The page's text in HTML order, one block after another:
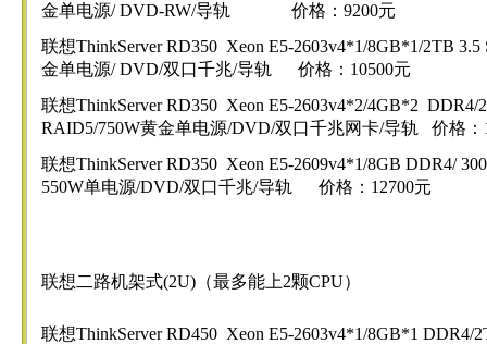
金单电源/ DVD-RW/导轨 价格：9200元
联想ThinkServer RD350 Xeon E5-2603v4*1/8GB*1/2TB
金单电源/ DVD/双口千兆/导轨 价格：10500元
联想ThinkServer RD350 Xeon E5-2603v4*2/4GB*2 DDR4/
RAID5/750W黄金单电源/DVD/双口千兆网卡/导轨 价格：
联想ThinkServer RD350 Xeon E5-2609v4*1/8GB DDR4/
550W单电源/DVD/双口千兆/导轨 价格：12700元
联想二路机架式(2U)（最多能上2颗CPU）
联想ThinkServer RD450 Xeon E5-2603v4*1/8GB*1 DDR4/